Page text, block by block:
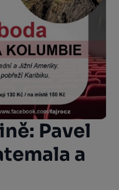
Pavel
a